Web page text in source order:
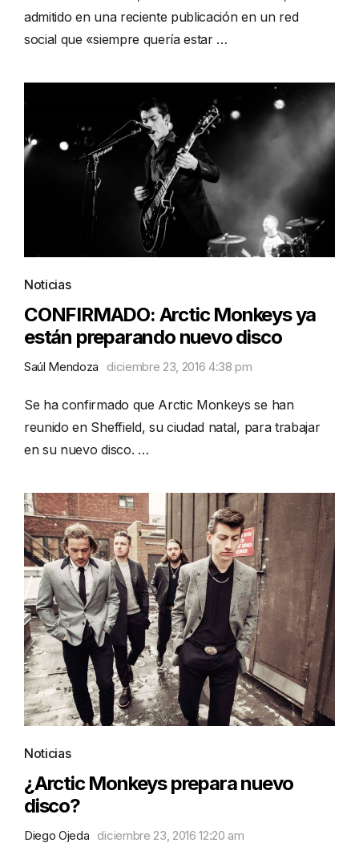
admitido en una reciente publicación en un red
social que «siempre quería estar …
Noticias
CONFIRMADO: Arctic Monkeys ya
están preparando nuevo disco
Saúl Mendoza diciembre 23, 2016 4:38 pm
Se ha confirmado que Arctic Monkeys se han
reunido en Sheffield, su ciudad natal, para trabajar
en su nuevo disco. …
Noticias
¿Arctic Monkeys prepara nuevo
disco?
Diego Ojeda diciembre 23, 2016 12:20 am